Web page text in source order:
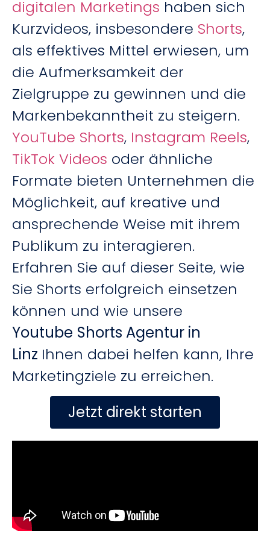
digitalen Marketings haben sich
Kurzvideos, insbesondere Shorts,
als effektives Mittel erwiesen, um
die Aufmerksamkeit der
Zielgruppe zu gewinnen und die
Markenbekanntheit zu steigern.
YouTube Shorts, Instagram Reels,
TikTok Videos oder ähnliche
Formate bieten Unternehmen die
Möglichkeit, auf kreative und
ansprechende Weise mit ihrem
Publikum zu interagieren.
Erfahren Sie auf dieser Seite, wie
Sie Shorts erfolgreich einsetzen
können und wie unsere
Youtube Shorts Agentur in
Linz Ihnen dabei helfen kann, Ihre
Marketingziele zu erreichen.
Jetzt direkt starten